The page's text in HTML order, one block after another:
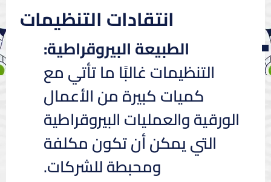
انتقادات التنظيمات
الطبيعة البيروقراطية:
التنظيمات غالبًا ما تأتي مع
كميات كبيرة من الأعمال
الورقية والعمليات البيروقراطية
التي يمكن أن تكون مكلفة
ومحبطة للشركات.